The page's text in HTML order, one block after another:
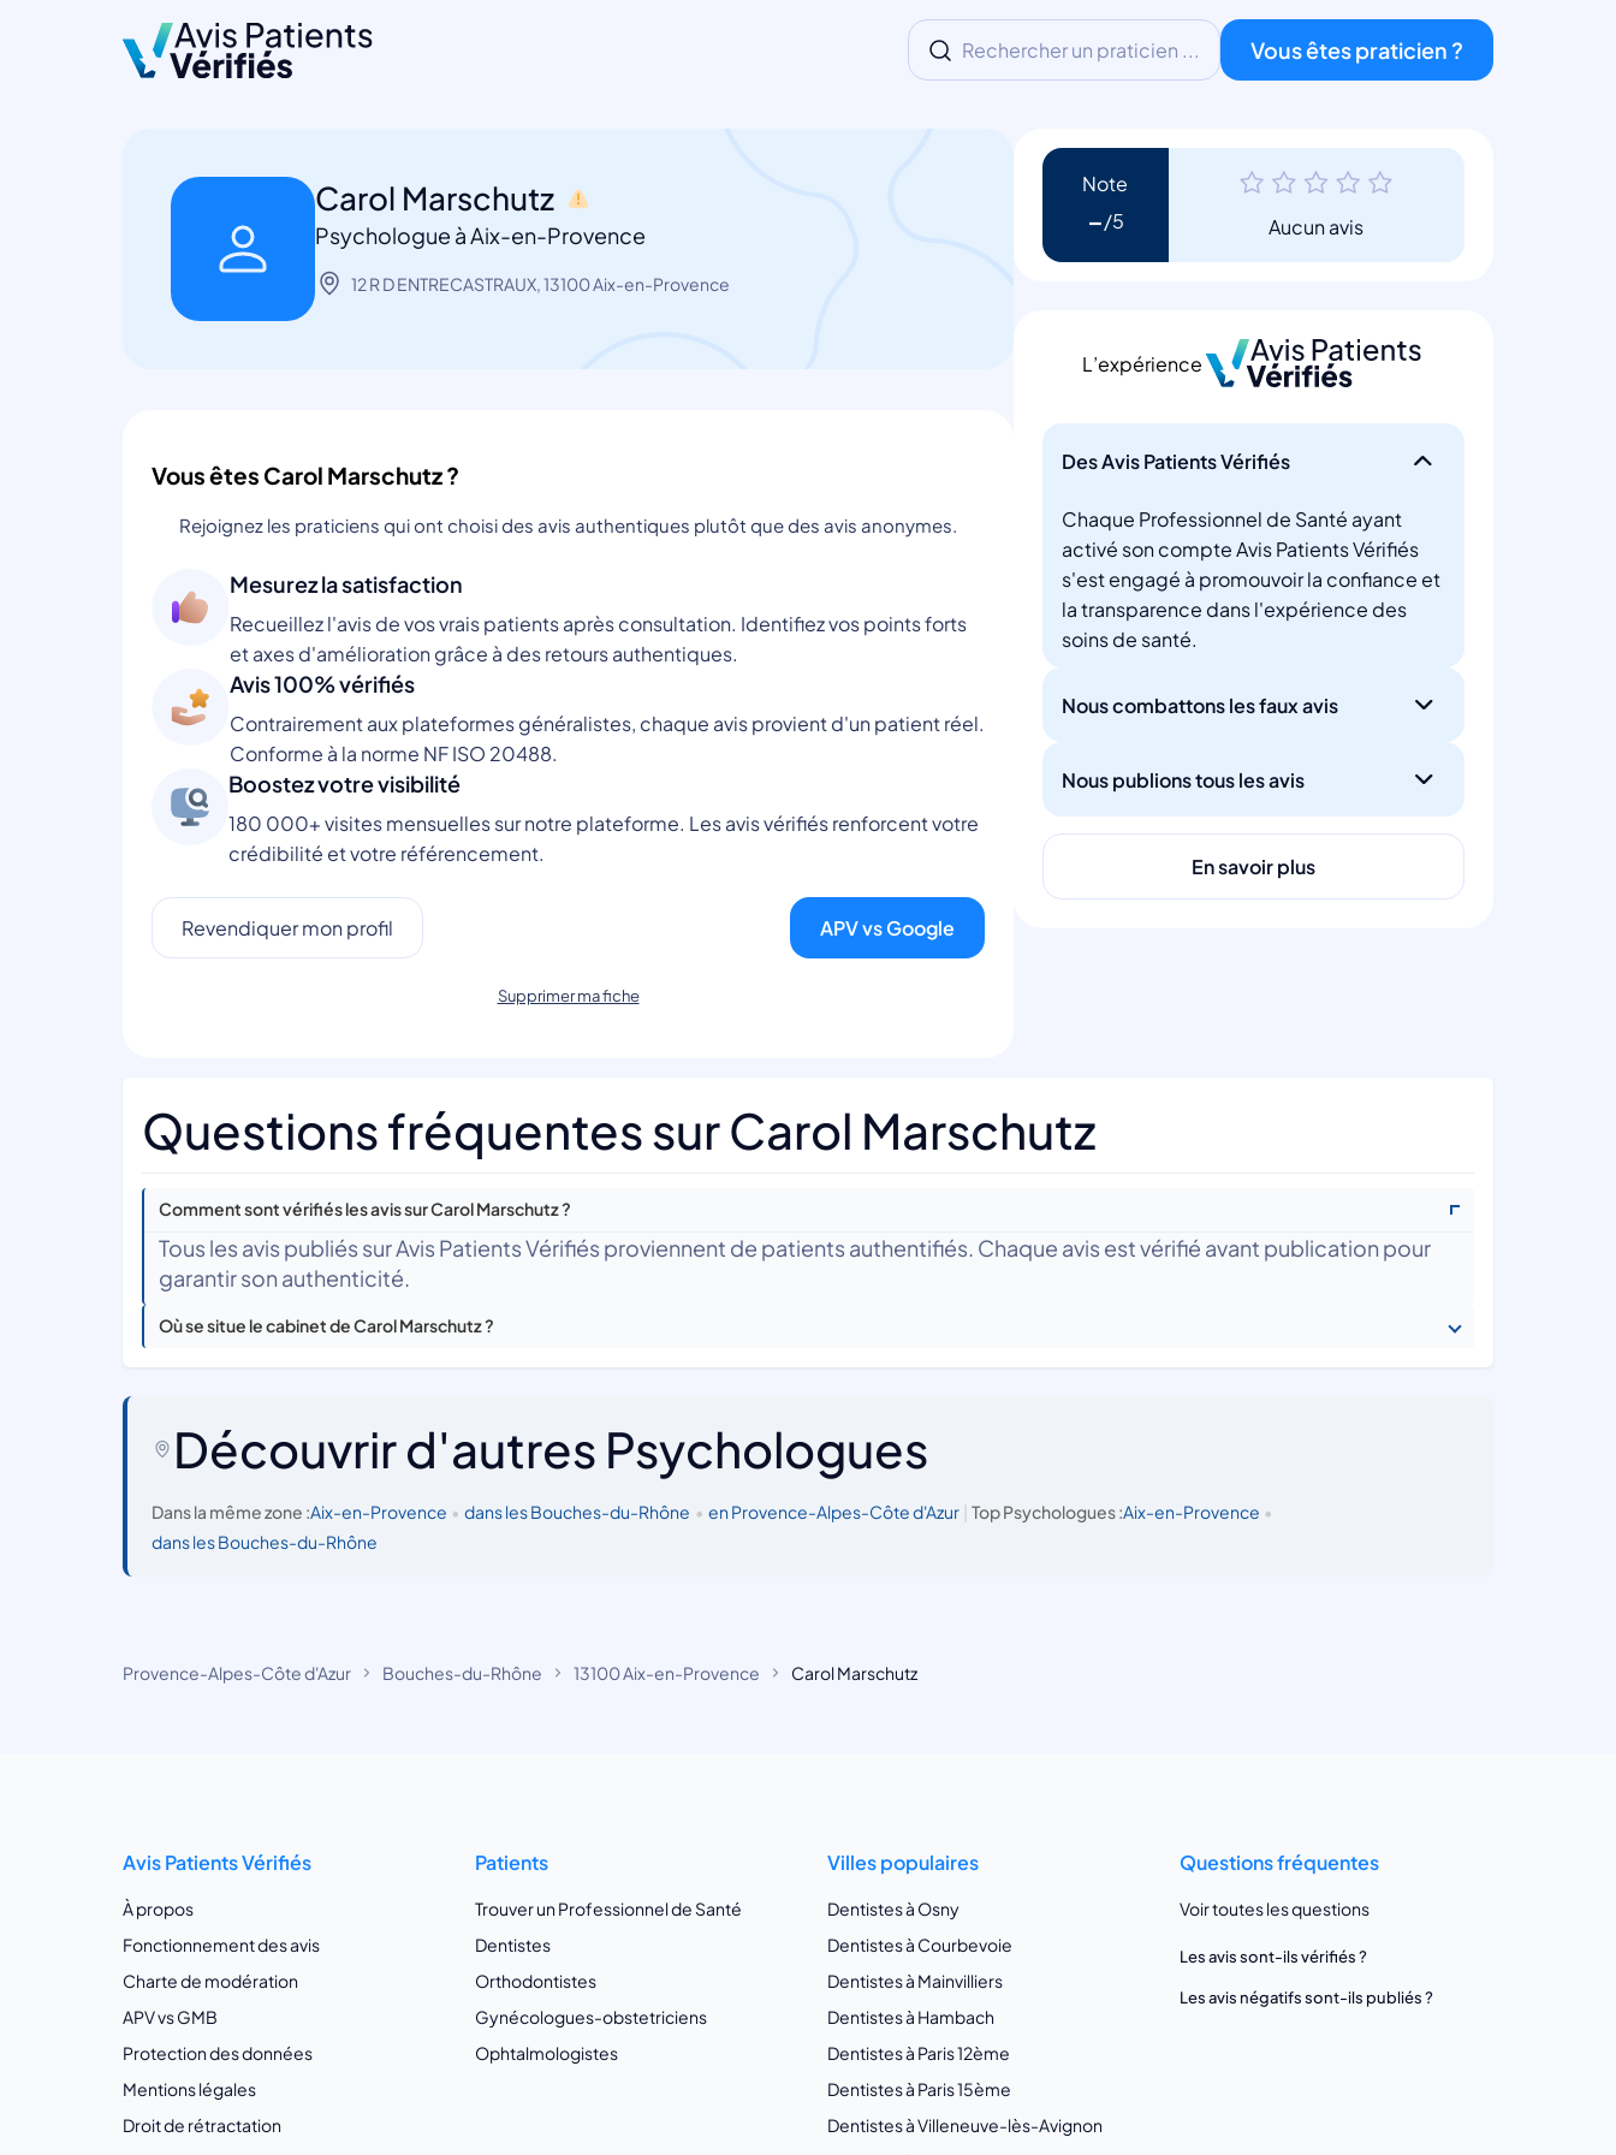
Rechercher un praticien ... Vous êtes praticien ?
Carol Marschutz
Psychologue à Aix-en-Provence
12 R D ENTRECASTRAUX, 13100 Aix-en-Provence
Vous êtes Carol Marschutz ?
Rejoignez les praticiens qui ont choisi des avis authentiques plutôt que des avis anonymes.
Mesurez la satisfaction
Recueillez l'avis de vos vrais patients après consultation. Identifiez vos points forts
et axes d'amélioration grâce à des retours authentiques.
Avis 100% vérifiés
Contrairement aux plateformes généralistes, chaque avis provient d'un patient réel.
Conforme à la norme NF ISO 20488.
Boostez votre visibilité
180 000+ visites mensuelles sur notre plateforme. Les avis vérifiés renforcent votre
crédibilité et votre référencement.
Revendiquer mon profil APV vs Google
Supprimer ma fiche
Note
- Aucun avis
L’expérience
Des Avis Patients Vérifiés
Chaque Professionnel de Santé ayant
activé son compte Avis Patients Vérifiés
s'est engagé à promouvoir la confiance et
la transparence dans l'expérience des
soins de santé.
Nous combattons les faux avis
Nous publions tous les avis
En savoir plus
Questions fréquentes sur Carol Marschutz
Comment sont vérifiés les avis sur Carol Marschutz ?
Tous les avis publiés sur Avis Patients Vérifiés proviennent de patients authentifiés. Chaque avis est vérifié avant publication pour
garantir son authenticité.
Où se situe le cabinet de Carol Marschutz ?
Découvrir d'autres Psychologues
Dans la même zone :Aix-en-Provence • dans les Bouches-du-Rhône • en Provence-Alpes-Côte d'Azur | Top Psychologues :Aix-en-Provence •
dans les Bouches-du-Rhône
Provence-Alpes-Côte d'Azur Bouches-du-Rhône 13100 Aix-en-Provence Carol Marschutz
Avis Patients Vérifiés
À propos
Fonctionnement des avis
Charte de modération
APV vs GMB
Protection des données
Mentions légales
Droit de rétractation
Patients
Trouver un Professionnel de Santé
Dentistes
Orthodontistes
Gynécologues-obstetriciens
Ophtalmologistes
Villes populaires
Dentistes à Osny
Dentistes à Courbevoie
Dentistes à Mainvilliers
Dentistes à Hambach
Dentistes à Paris 12ème
Dentistes à Paris 15ème
Dentistes à Villeneuve-lès-Avignon
Questions fréquentes
Voir toutes les questions
Les avis sont-ils vérifiés ?
Les avis négatifs sont-ils publiés ?